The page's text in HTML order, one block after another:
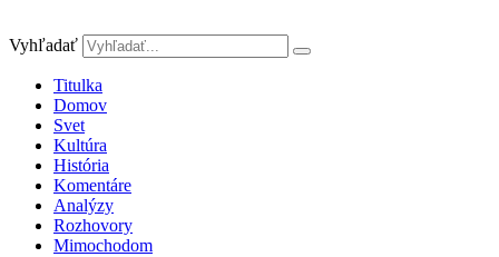
Vyhľadať
Titulka
Domov
Svet
Kultúra
História
Komentáre
Analýzy
Rozhovory
Mimochodom